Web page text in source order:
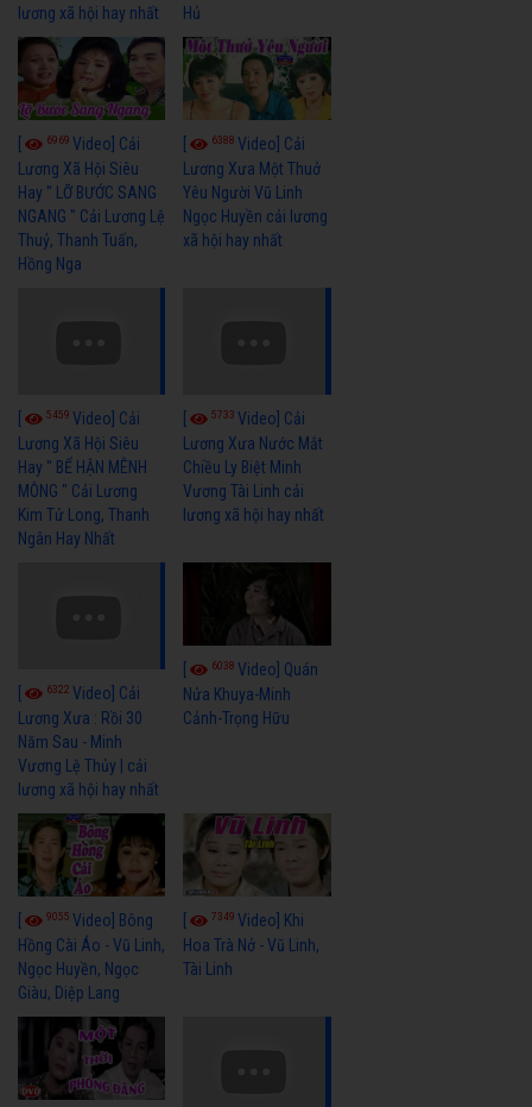
lương xã hội hay nhất
Hủ
6969 Video] Cải
Lương Xã Hội Siêu
Hay " LỠ BƯỚC SANG
NGANG " Cải Lương Lệ
Thuỷ, Thanh Tuấn,
Hồng Nga
6388Video] Cải
Lương Xưa Một Thuở
Yêu Người Vũ Linh
Ngọc Huyền cải lương
xã hội hay nhất
5459 Video] Cải
Lương Xã Hội Siêu
Hay " BỂ HẬN MÊNH
MÔNG " Cải Lương
Kim Tử Long, Thanh
Ngân Hay Nhất
5733Video] Cải
Lương Xưa Nước Mắt
Chiều Ly Biệt Minh
Vương Tài Linh cải
lương xã hội hay nhất
6322 Video] Cải
Lương Xưa : Rồi 30
Năm Sau - Minh
Vương Lệ Thủy | cải
lương xã hội hay nhất
6038Video] Quán
Nửa Khuya-Minh
Cảnh-Trọng Hữu
9055 Video] Bông
Hồng Cài Áo - Vũ Linh,
Ngọc Huyền, Ngọc
Giàu, Diệp Lang
7349Video] Khi
Hoa Trà Nở - Vũ Linh,
Tài Linh